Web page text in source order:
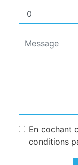
En cochant
conditions